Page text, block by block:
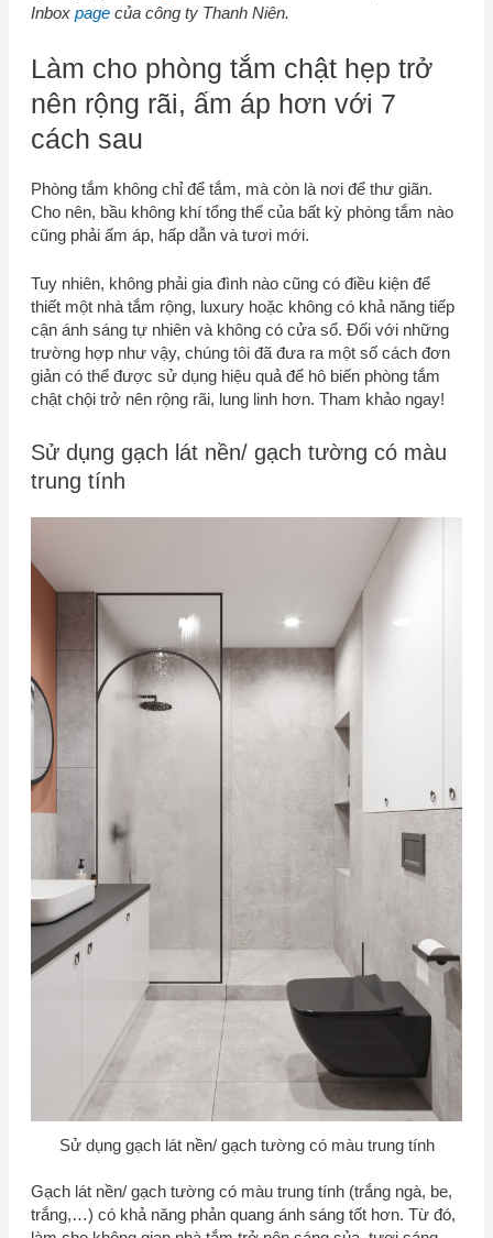
Inbox pagecủa công ty Thanh Niên.
Làm cho phòng tắm chật hẹp trở
nên rộng rãi, ấm áp hơn với 7
cách sau
Phòng tắm không chỉ để tắm, mà còn là nơi để thư giãn.
Cho nên, bầu không khí tổng thể của bất kỳ phòng tắm nào
cũng phải ấm áp, hấp dẫn và tươi mới.
Tuy nhiên, không phải gia đình nào cũng có điều kiện để
thiết một nhà tắm rộng, luxury hoặc không có khả năng tiếp
cận ánh sáng tự nhiên và không có cửa sổ. Đối với những
trường hợp như vậy, chúng tôi đã đưa ra một số cách đơn
giản có thể được sử dụng hiệu quả để hô biến phòng tắm
chật chội trở nên rộng rãi, lung linh hơn. Tham khảo ngay!
Sử dụng gạch lát nền/ gạch tường có màu
trung tính
Sử dụng gạch lát nền/ gạch tường có màu trung tính
Gạch lát nền/ gạch tường có màu trung tính (trắng ngà, be,
trắng,…) có khả năng phản quang ánh sáng tốt hơn. Từ đó,